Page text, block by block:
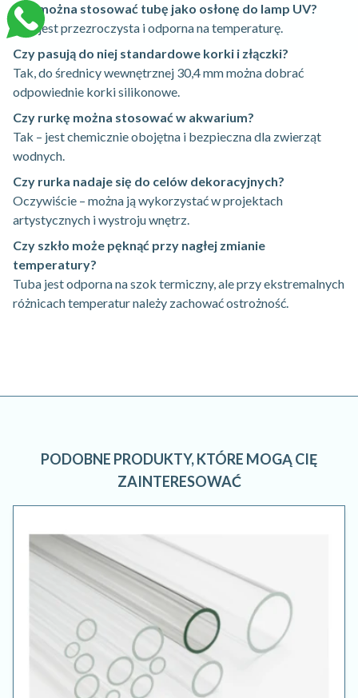
Czy można stosować tubę jako osłonę do lamp UV?
Tak, jest przezroczysta i odporna na temperaturę.
Czy pasują do niej standardowe korki i złączki?
Tak, do średnicy wewnętrznej 30,4 mm można dobrać
odpowiednie korki silikonowe.
Czy rurkę można stosować w akwarium?
Tak – jest chemicznie obojętna i bezpieczna dla zwierząt
wodnych.
Czy rurka nadaje się do celów dekoracyjnych?
Oczywiście – można ją wykorzystać w projektach
artystycznych i wystroju wnętrz.
Czy szkło może pęknąć przy nagłej zmianie
temperatury?
Tuba jest odporna na szok termiczny, ale przy ekstremalnych
różnicach temperatur należy zachować ostrożność.
PODOBNE PRODUKTY, KTÓRE MOGĄ CIĘ
ZAINTERESOWAĆ